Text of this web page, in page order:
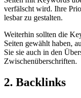
verfälscht wird. Ihre
lesbar zu gestalten.
Weiterhin sollten die
Seiten gewählt haben,
Sie sie auch in den
Zwischenüberschriften.
2. Backlinks